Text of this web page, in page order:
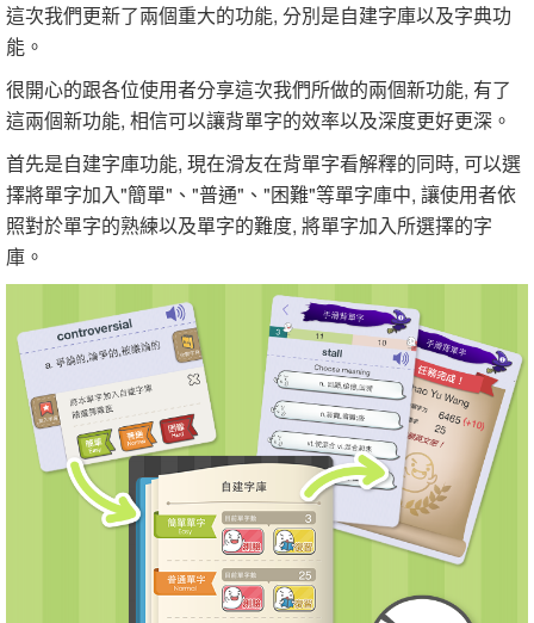
這次我們更新了兩個重大的功能, 分別是自建字庫以及字典功
能。
很開心的跟各位使用者分享這次我們所做的兩個新功能, 有了
這兩個新功能, 相信可以讓背單字的效率以及深度更好更深。
首先是自建字庫功能, 現在滑友在背單字看解釋的同時, 可以選
擇將單字加入"簡單"、"普通"、"困難"等單字庫中, 讓使用者依
照對於單字的熟練以及單字的難度, 將單字加入所選擇的字
庫。